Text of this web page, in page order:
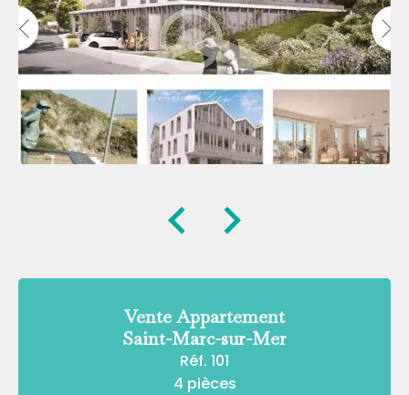
Vente Appartement
Saint-Marc-sur-Mer
Réf. 101
4 pièces